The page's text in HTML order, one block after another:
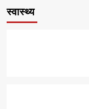
स्वास्थ्य